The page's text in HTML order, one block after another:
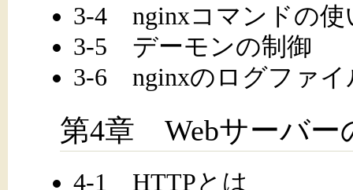
3-4 nginxコマンドの使
3-5 デーモンの制御
3-6 nginxのログファイ
第4章 Webサーバー
4-1 HTTPとは